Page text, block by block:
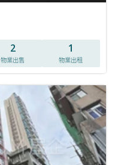
2
物業出售
1
物業出租